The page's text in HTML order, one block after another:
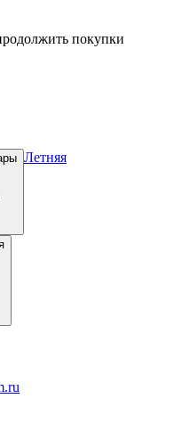
покупки
Летняя